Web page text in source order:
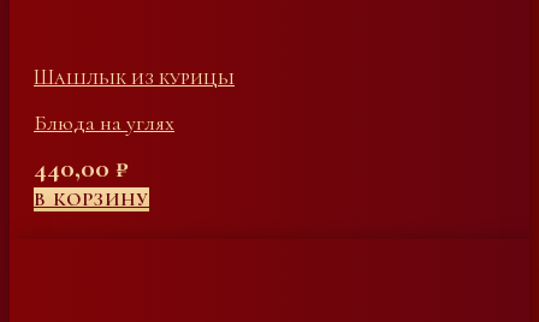
Шашлык из курицы
Блюда на углях
440,00 ₽
В КОРЗИНУ